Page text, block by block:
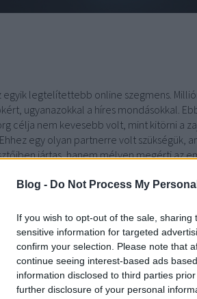
Blog - Do Not Process My
If you wish to opt-out of the sale,
sensitive information for targeted
confirm your selection. Please note that
continue seeing interest-based ads
information disclosed to third parties
further disclosure of your personal
egyik legtelítettebb online szegmens.
ugyanazokkal a híres mondásokkal.
célja nem kevesebb volt, mint kitörni a
egy olyan partnerre volt szükségük,
jártas, hanem mélyen megérti az
vázolt fel, amelynek fókuszában nem a
csapat összehangolt
és tartalomstratégiáért, Jankaa
(keresőoptimalizálás) tervezésért,
technikai implementációért felelt.